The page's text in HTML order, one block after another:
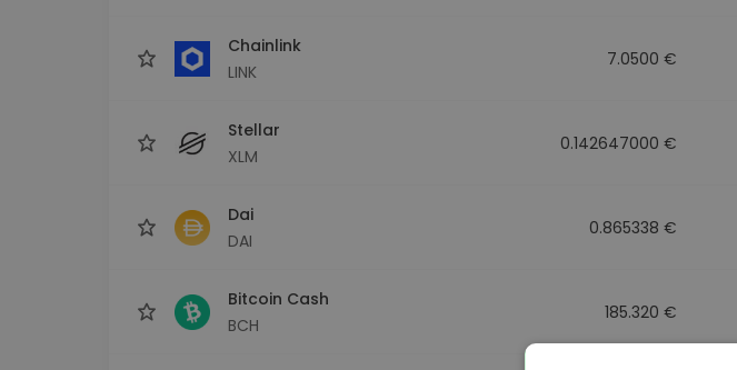
Chainlink
LINK
7.0500 €
Stellar
XLM
0.142647000 €
Dai
DAI
0.865338 €
Bitcoin Cash
BCH
185.320 €